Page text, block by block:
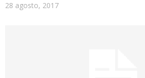
28 agosto, 2017